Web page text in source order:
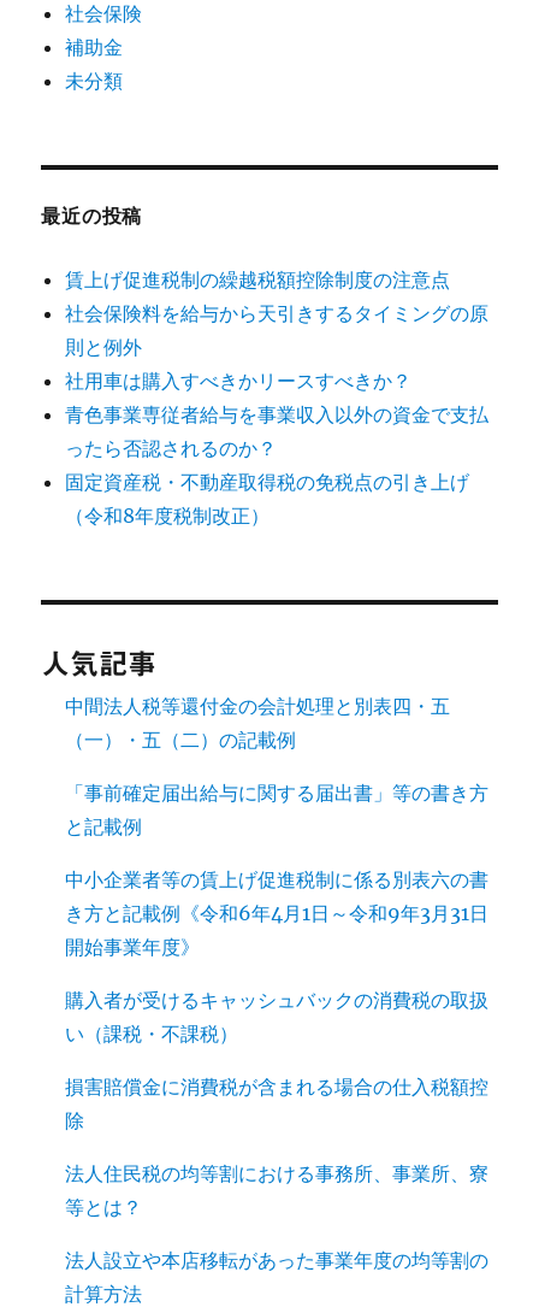
社会保険
補助金
未分類
最近の投稿
賃上げ促進税制の繰越税額控除制度の注意点
社会保険料を給与から天引きするタイミングの原
則と例外
社用車は購入すべきかリースすべきか？
青色事業専従者給与を事業収入以外の資金で支払
ったら否認されるのか？
固定資産税・不動産取得税の免税点の引き上げ
（令和8年度税制改正）
人気記事
中間法人税等還付金の会計処理と別表四・五
（一）・五（二）の記載例
「事前確定届出給与に関する届出書」等の書き方
と記載例
中小企業者等の賃上げ促進税制に係る別表六の書
き方と記載例《令和6年4月1日～令和9年3月31日
開始事業年度》
購入者が受けるキャッシュバックの消費税の取扱
い（課税・不課税）
損害賠償金に消費税が含まれる場合の仕入税額控
除
法人住民税の均等割における事務所、事業所、寮
等とは？
法人設立や本店移転があった事業年度の均等割の
計算方法